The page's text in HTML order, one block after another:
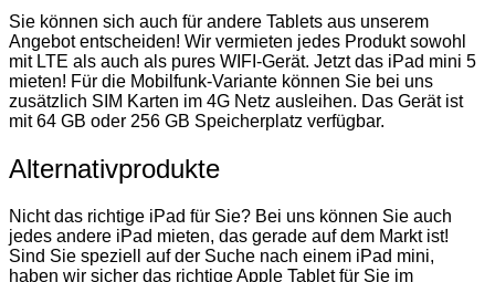
Sie können sich auch für andere Tablets aus unserem
Angebot entscheiden! Wir vermieten jedes Produkt sowohl
mit LTE als auch als pures WIFI-Gerät. Jetzt das iPad mini 5
mieten! Für die Mobilfunk-Variante können Sie bei uns
zusätzlich SIM Karten im 4G Netz ausleihen. Das Gerät ist
mit 64 GB oder 256 GB Speicherplatz verfügbar.
Alternativprodukte
Nicht das richtige iPad für Sie? Bei uns können Sie auch
jedes andere iPad mieten, das gerade auf dem Markt ist!
Sind Sie speziell auf der Suche nach einem iPad mini,
haben wir sicher das richtige Apple Tablet für Sie im